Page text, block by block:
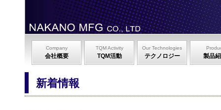
Company
会社概要
TQM Activity
TQM活動
Our Technologies
テクノロジー 製品
新着情報